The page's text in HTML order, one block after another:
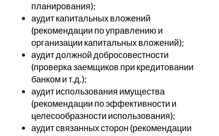
планирования);
аудит капитальных вложений
(рекомендации по управлению и
организации капитальных вложений);
аудит должной добросовестности
(проверка заемщиков при кредитовании
банком и т.д.);
аудит использования имущества
(рекомендации по эффективности и
целесообразности использования);
аудит связанных сторон (рекомендации